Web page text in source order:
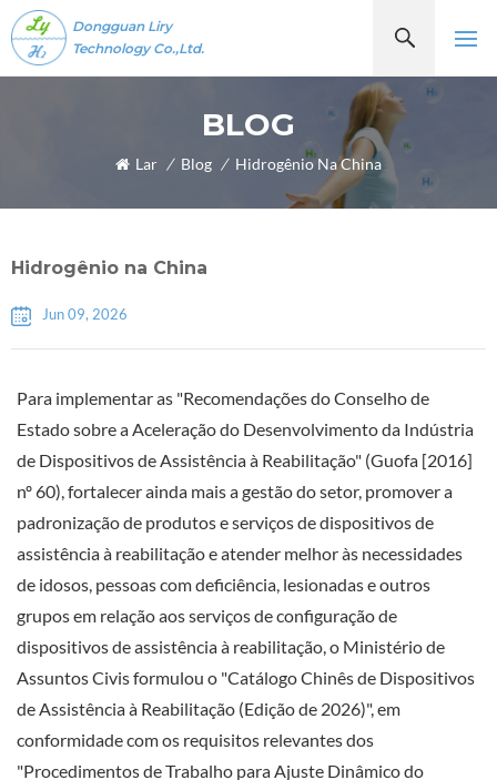
Dongguan Liry
Technology Co.,Ltd.
BLOG
Lar / Blog / Hidrogênio Na China
Hidrogênio na China
Jun 09, 2026
Para implementar as "Recomendações do Conselho de
Estado sobre a Aceleração do Desenvolvimento da Indústria
de Dispositivos de Assistência à Reabilitação" (Guofa [2016]
nº 60), fortalecer ainda mais a gestão do setor, promover a
padronização de produtos e serviços de dispositivos de
assistência à reabilitação e atender melhor às necessidades
de idosos, pessoas com deficiência, lesionadas e outros
grupos em relação aos serviços de configuração de
dispositivos de assistência à reabilitação, o Ministério de
Assuntos Civis formulou o "Catálogo Chinês de Dispositivos
de Assistência à Reabilitação (Edição de 2026)", em
conformidade com os requisitos relevantes dos
"Procedimentos de Trabalho para Ajuste Dinâmico do